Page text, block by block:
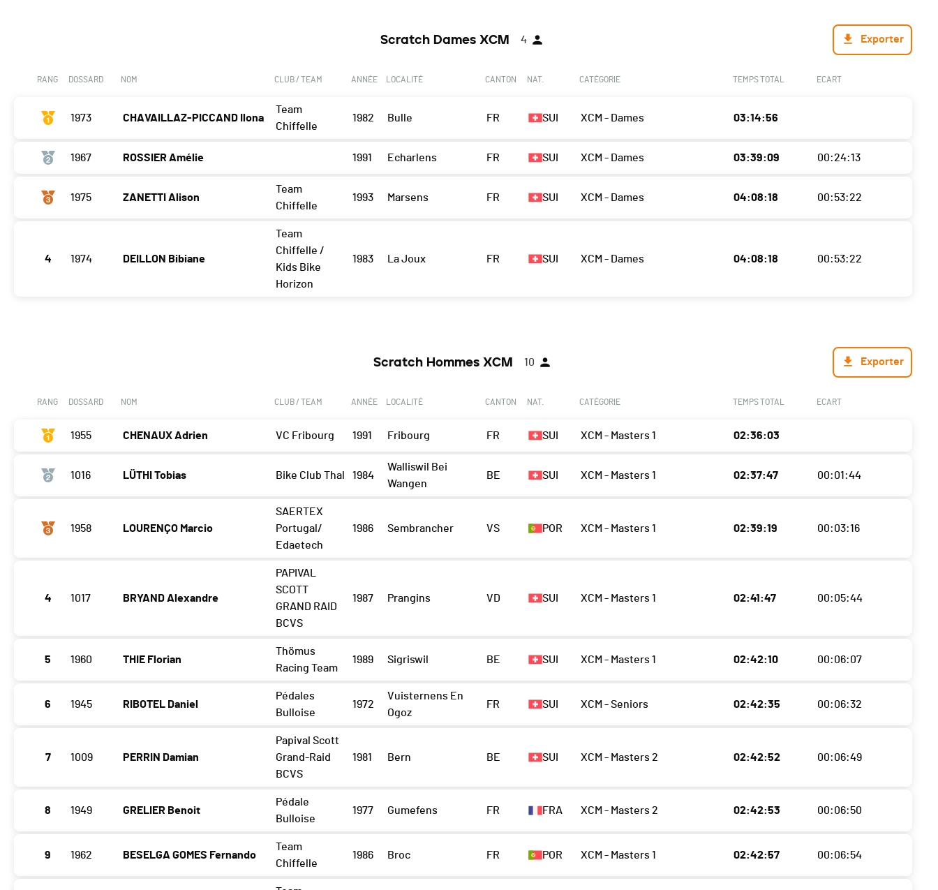
Scratch Dames XCM 4 Exporter
RANG DOSSARD NOM CLUB / TEAM ANNÉE LOCALITÉ CANTON NAT. CATÉGORIE TEMPS TOTAL ECART
1973 CHAVAILLAZ-PICCAND Ilona
Team
Chiffelle
1982 Bulle FR SUI XCM - Dames 03:14:56
1967 ROSSIER Amélie 1991 Echarlens FR SUI XCM - Dames 03:39:09 00:24:13
1975 ZANETTI Alison
Team
Chiffelle
1993 Marsens FR SUI XCM - Dames 04:08:18 00:53:22
4 1974 DEILLON Bibiane
Team
Chiffelle /
Kids Bike
Horizon
1983 La Joux FR SUI XCM - Dames 04:08:18 00:53:22
Scratch Hommes XCM 10 Exporter
RANG DOSSARD NOM CLUB / TEAM ANNÉE LOCALITÉ CANTON NAT. CATÉGORIE TEMPS TOTAL ECART
1955 CHENAUX Adrien VC Fribourg 1991 Fribourg FR SUI XCM - Masters 1 02:36:03
1016 LÜTHI Tobias Bike Club Thal 1984
Walliswil Bei
Wangen
BE SUI XCM - Masters 1 02:37:47 00:01:44
1958 LOURENÇO Marcio
SAERTEX
Portugal/
Edaetech
1986 Sembrancher VS POR XCM - Masters 1 02:39:19 00:03:16
4 1017 BRYAND Alexandre
PAPIVAL
SCOTT
GRAND RAID
BCVS
1987 Prangins VD SUI XCM - Masters 1 02:41:47 00:05:44
5 1960 THIE Florian
Thömus
Racing Team
1989 Sigriswil BE SUI XCM - Masters 1 02:42:10 00:06:07
6 1945 RIBOTEL Daniel
Pédales
Bulloise
1972
Vuisternens En
Ogoz
FR SUI XCM - Seniors 02:42:35 00:06:32
7 1009 PERRIN Damian
Papival Scott
Grand-Raid
BCVS
1981 Bern BE SUI XCM - Masters 2 02:42:52 00:06:49
8 1949 GRELIER Benoit
Pédale
Bulloise
1977 Gumefens FR FRA XCM - Masters 2 02:42:53 00:06:50
9 1962 BESELGA GOMES Fernando
Team
Chiffelle
1986 Broc FR POR XCM - Masters 1 02:42:57 00:06:54